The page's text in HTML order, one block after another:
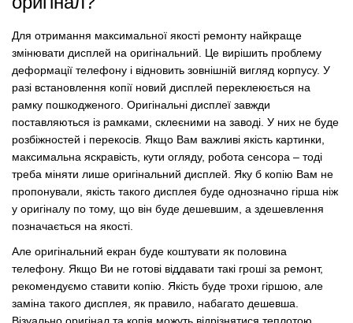
Для отримання максимальної якості ремонту найкраще
змінювати дисплей на оригінальний. Це вирішить проблему
деформації телефону і відновить зовнішній вигляд корпусу. У
разі встановлення копії новий дисплей переклеюється на
рамку пошкодженого. Оригінальні дисплеї завжди
поставляються із рамками, склеєними на заводі. У них не буде
розбіжностей і перекосів. Якщо Вам важливі якість картинки,
максимальна яскравість, кути огляду, робота сенсора – тоді
треба міняти лише оригінальний дисплей. Яку б копію Вам не
пропонували, якість такого дисплея буде однозначно гірша ніж
у оригіналу по тому, що він буде дешевшим, а здешевлення
позначається на якості.
Але оригінальний екран буде коштувати як половина
телефону. Якщо Ви не готові віддавати такі гроші за ремонт,
рекомендуємо ставити копію. Якість буде трохи гіршою, але
заміна такого дисплея, як правило, набагато дешевша.